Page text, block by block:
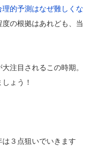
理的予測はなぜ難しくな
の根拠はあれども、当
注目されるこの時期。
ょう！
３点狙いでいきます